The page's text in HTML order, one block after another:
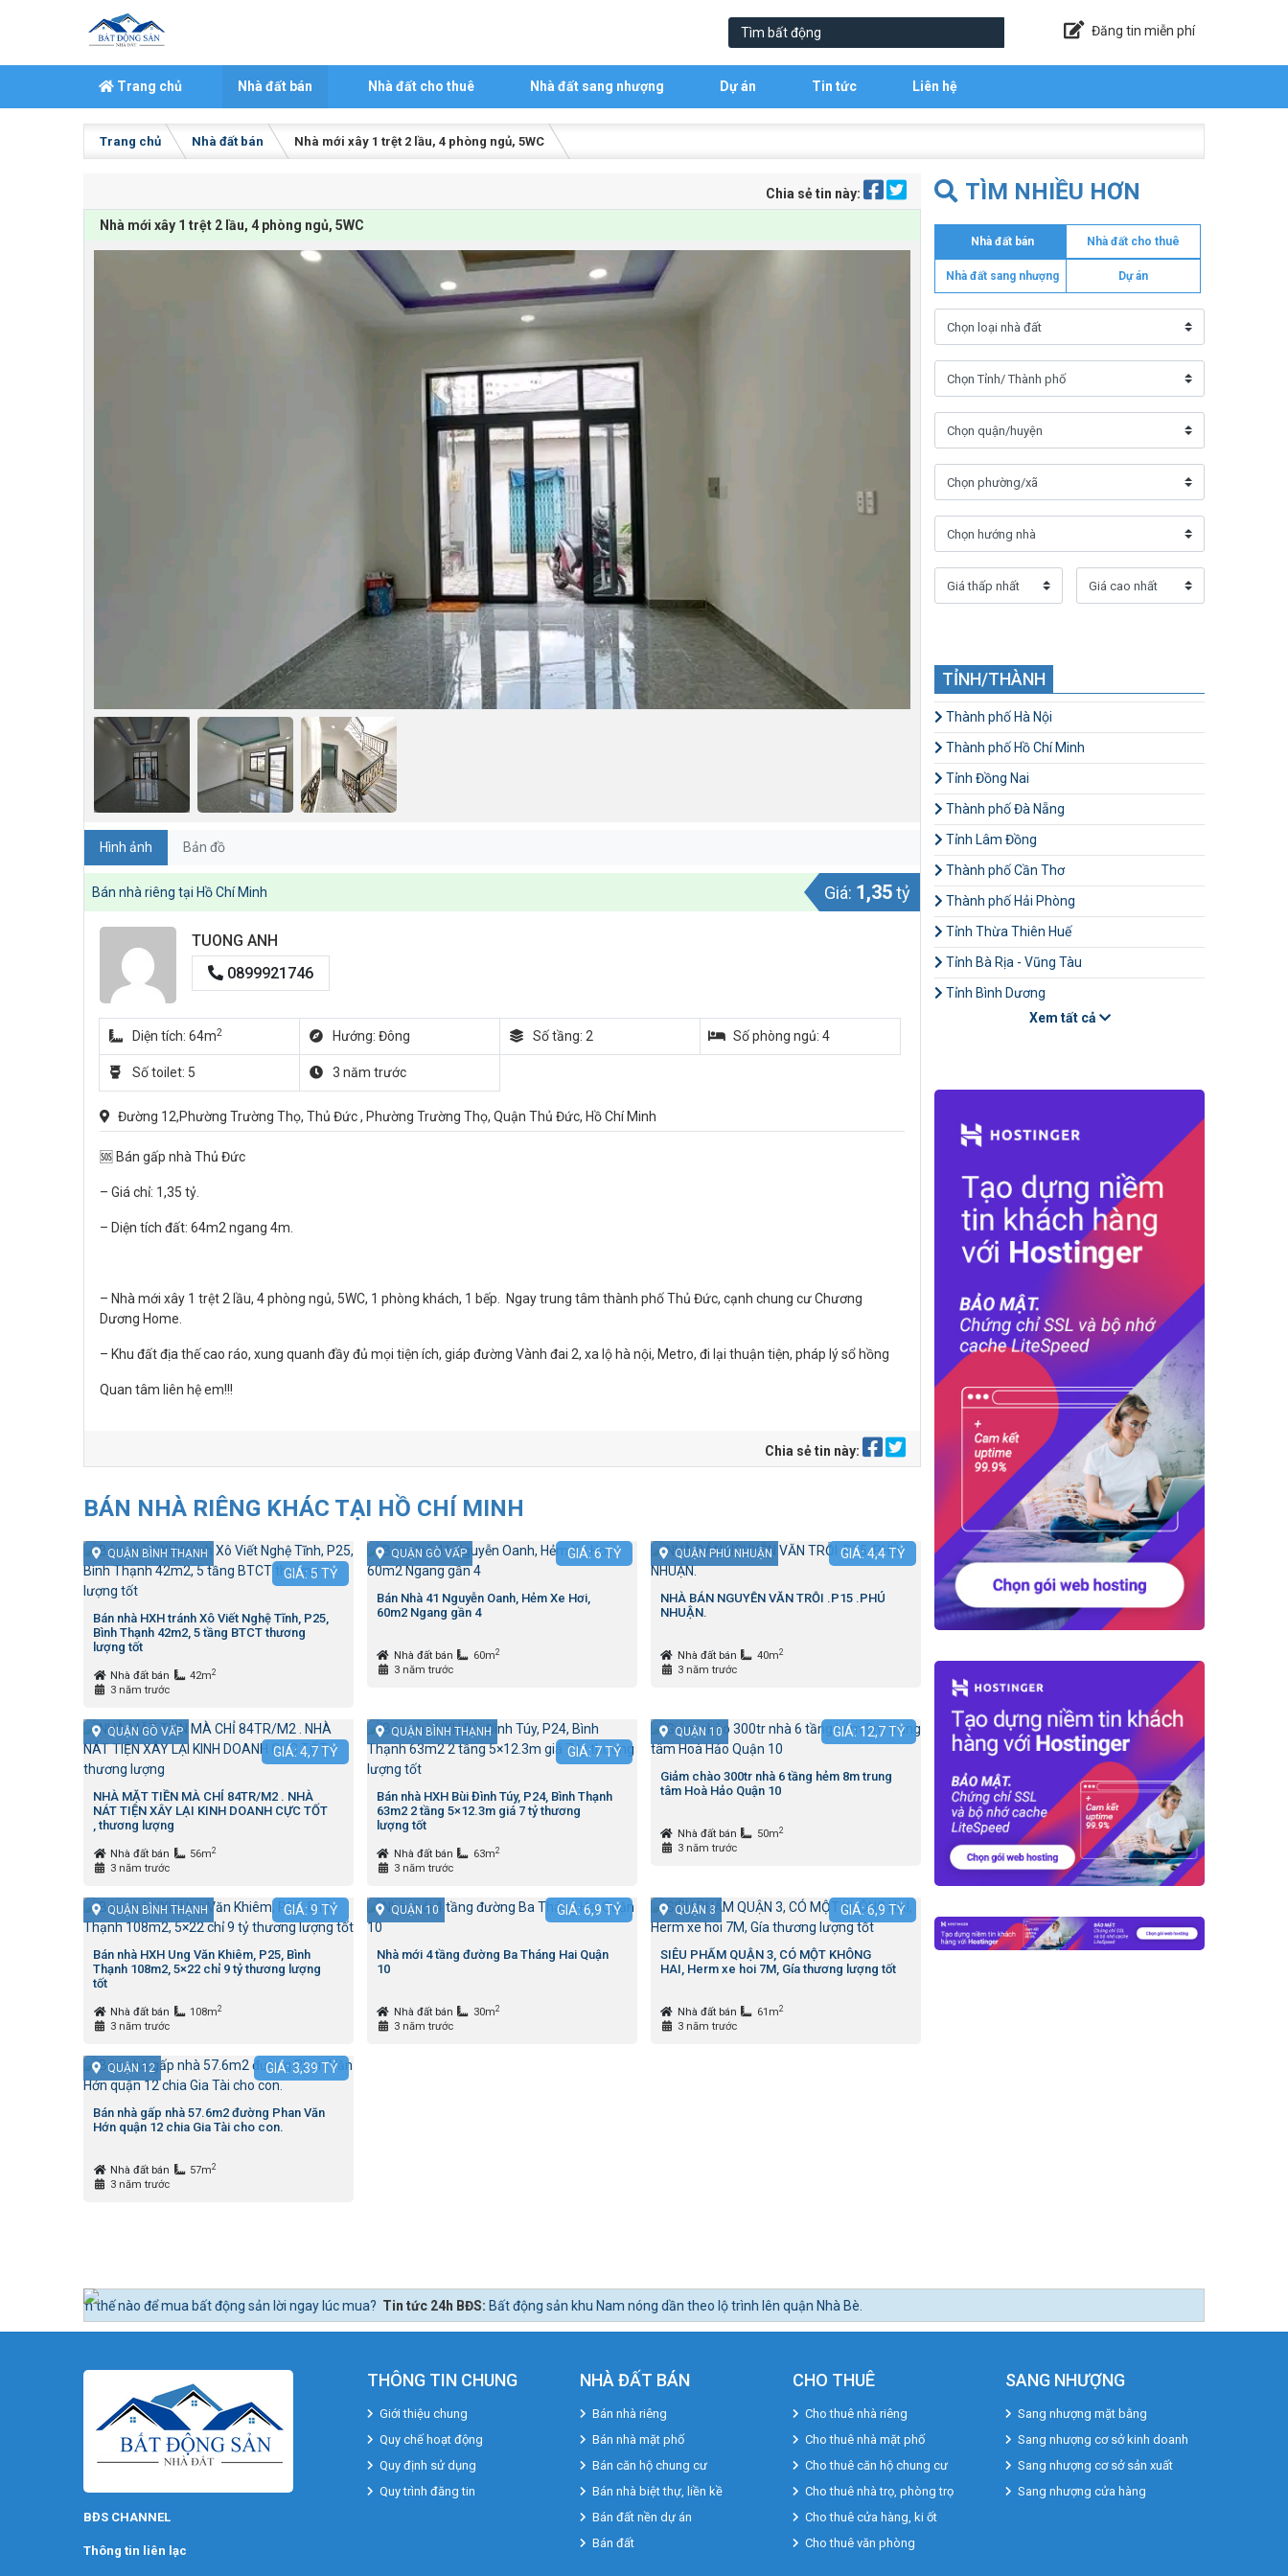
Đăng tin miễn phí
Trang chủ Nhà đất bán Nhà đất cho thuê Nhà đất sang nhượng Dự án Tin tức Liên hệ
Trang chủ Nhà đất bán Nhà mới xây 1 trệt 2 lầu, 4 phòng ngủ, 5WC
Chia sẻ tin này:
Nhà mới xây 1 trệt 2 lầu, 4 phòng ngủ, 5WC
Hình ảnh Bản đồ
Bán nhà riêng tại Hồ Chí Minh Giá: 1,35tỷ
TUONG ANH
0899921746
Diện tích: 64m2 Hướng: Đông Số tầng: 2 Số phòng ngủ: 4
Số toilet: 5 3 năm trước
Đường 12,Phường Trường Thọ, Thủ Đức , Phường Trường Thọ, Quận Thủ Đức, Hồ Chí Minh
🆘 Bán gấp nhà Thủ Đức
– Giá chỉ: 1,35 tỷ.
– Diện tích đất: 64m2 ngang 4m.
– Nhà mới xây 1 trệt 2 lầu, 4 phòng ngủ, 5WC, 1 phòng khách, 1 bếp. Ngay trung tâm thành phố Thủ Đức, cạnh chung cư Chương
Dương Home.
– Khu đất địa thế cao ráo, xung quanh đầy đủ mọi tiện ích, giáp đường Vành đai 2, xa lộ hà nội, Metro, đi lại thuận tiện, pháp lý sổ hồng
Quan tâm liên hệ em!!!
Chia sẻ tin này:
BÁN NHÀ RIÊNG KHÁC TẠI HỒ CHÍ MINH
QUẬN BÌNH THẠNH
GIÁ:5 TỶ
Bán nhà HXH tránh Xô Viết Nghệ Tĩnh, P25,
Bình Thạnh 42m2, 5 tầng BTCT thương
lượng tốt
Nhà đất bán 42m2
3 năm trước
QUẬN GÒ VẤP GIÁ:6TỶ
Bán Nhà 41 Nguyễn Oanh, Hẻm Xe Hơi,
60m2 Ngang gần 4
Nhà đất bán 60m2
3 năm trước
QUẬN PHÚ NHUẬN GIÁ:4,4TỶ
NHÀ BÁN NGUYỄN VĂN TRỖI .P15 .PHÚ
NHUẬN.
Nhà đất bán 40m2
3 năm trước
QUẬN GÒ VẤP
GIÁ:4,7TỶ
NHÀ MẶT TIỀN MÀ CHỈ 84TR/M2 . NHÀ
NÁT TIỆN XÂY LẠI KINH DOANH CỰC TỐT
, thương lượng
Nhà đất bán 56m2
3 năm trước
QUẬN BÌNH THẠNH
GIÁ:7TỶ
Bán nhà HXH Bùi Đình Túy, P24, Bình Thạnh
63m2 2 tầng 5×12.3m giá 7 tỷ thương
lượng tốt
Nhà đất bán 63m2
3 năm trước
QUẬN 10 GIÁ: 12,7TỶ
Giảm chào 300tr nhà 6 tầng hẻm 8m trung
tâm Hoà Hảo Quận 10
Nhà đất bán 50m2
3 năm trước
QUẬN BÌNH THẠNH GIÁ:9TỶ
Bán nhà HXH Ung Văn Khiêm, P25, Bình
Thạnh 108m2, 5×22 chỉ 9 tỷ thương lượng
tốt
Nhà đất bán 108m2
3 năm trước
QUẬN 10 GIÁ:6,9TỶ
Nhà mới 4 tầng đường Ba Tháng Hai Quận
10
Nhà đất bán 30m2
3 năm trước
QUẬN 3 GIÁ:6,9 TỶ
SIÊU PHẨM QUẬN 3, CÓ MỘT KHÔNG
HAI, Herm xe hoi 7M, Gía thương lượng tốt
Nhà đất bán 61m2
3 năm trước
QUẬN 12 GIÁ: 3,39TỶ
Bán nhà gấp nhà 57.6m2 đường Phan Văn
Hớn quận 12 chia Gia Tài cho con.
Nhà đất bán 57m2
3 năm trước
TÌM NHIỀU HƠN
Nhà đất bán Nhà đất cho thuê
Nhà đất sang nhượng Dự án
TỈNH/THÀNH
Thành phố Hà Nội
Thành phố Hồ Chí Minh
Tỉnh Đồng Nai
Thành phố Đà Nẵng
Tỉnh Lâm Đồng
Thành phố Cần Thơ
Thành phố Hải Phòng
Tỉnh Thừa Thiên Huế
Tỉnh Bà Rịa - Vũng Tàu
Tỉnh Bình Dương
Xem tất cả
nào để mua bất động sản lời ngay lúc mua? Tin tức 24h BĐS: Bất động sản khu Nam nóng dần theo lộ trình lên quận Nhà Bè.
BĐS CHANNEL
Thông tin liên lạc
THÔNG TIN CHUNG
Giới thiệu chung
Quy chế hoạt động
Quy định sử dụng
Quy trình đăng tin
NHÀ ĐẤT BÁN
Bán nhà riêng
Bán nhà mặt phố
Bán căn hộ chung cư
Bán nhà biệt thự, liền kề
Bán đất nền dự án
Bán đất
CHO THUÊ
Cho thuê nhà riêng
Cho thuê nhà mặt phố
Cho thuê căn hộ chung cư
Cho thuê nhà trọ, phòng trọ
Cho thuê cửa hàng, ki ốt
Cho thuê văn phòng
SANG NHƯỢNG
Sang nhượng mặt bằng
Sang nhượng cơ sở kinh doanh
Sang nhượng cơ sở sản xuất
Sang nhượng cửa hàng